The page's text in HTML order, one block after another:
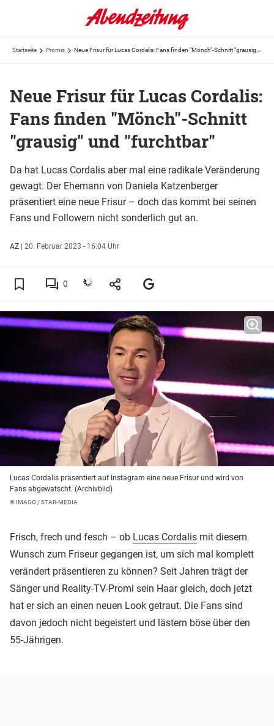
Startseite Promis
Neue Frisur für Lucas Cordalis:
Fans finden "Mönch"-Schnitt
"grausig" und "furchtbar"
Da hat Lucas Cordalis aber mal eine radikale Veränderung
gewagt. Der Ehemann von Daniela Katzenberger
präsentiert eine neue Frisur – doch das kommt bei seinen
Fans und Followern nicht sonderlich gut an.
AZ | 20. Februar 2023 - 16:04 Uhr
0
Lucas Cordalis präsentiert auf Instagram eine neue Frisur und wird von
Fans abgewatscht. (Archivbild)
© IMAGO / STAR-MEDIA
Frisch, frech und fesch – ob Lucas Cordalis mit diesem
Wunsch zum Friseur gegangen ist, um sich mal komplett
verändert präsentieren zu können? Seit Jahren trägt der
Sänger und Reality-TV-Promi sein Haar gleich, doch jetzt
hat er sich an einen neuen Look getraut. Die Fans sind
davon jedoch nicht begeistert und lästern böse über den
55-Jährigen.